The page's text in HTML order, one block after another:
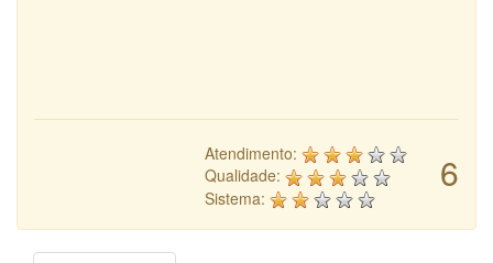
6
Atendimento:
Qualidade:
Sistema: